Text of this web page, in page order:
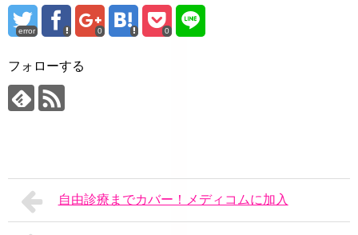
error 0 0
フォローする
自由診療までカバー！メディコムに加入